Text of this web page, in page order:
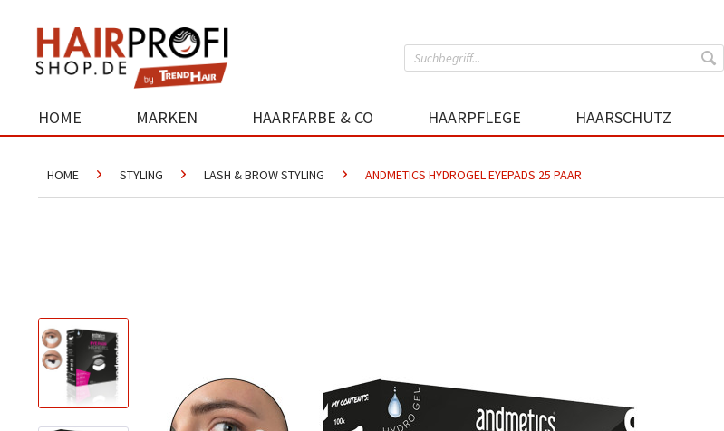
HOME MARKEN HAARFARBE & CO HAARPFLEGE HAARSCHUTZ
HOME STYLING LASH & BROW STYLING ANDMETICS HYDROGEL EYEPADS 25 PAAR